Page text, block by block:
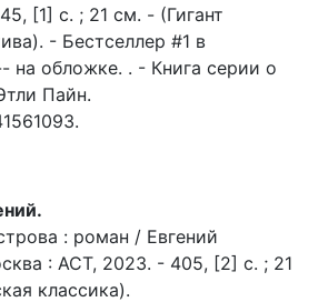
[1] с. ; 21 см. - (Гигант
- Бестселлер #1 в
на обложке. . - Книга серии о
Пайн.
: роман / Евгений
: АСТ, 2023. - 405, [2] с. ; 21
классика).